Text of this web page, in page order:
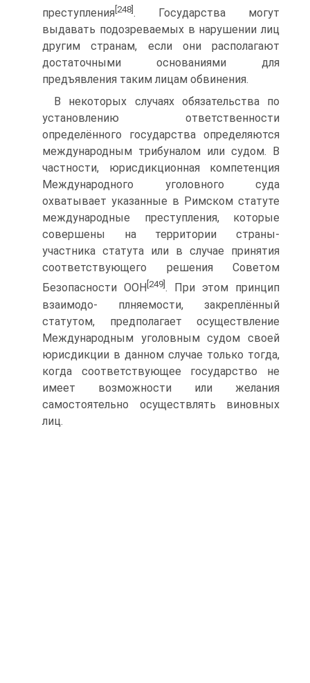
преступления [248] . Государства могут
выдавать подозреваемых в нарушении лиц
другим странам, если они располагают
достаточными основаниями для
предъявления таким лицам обвинения.
В некоторых случаях обязательства по
установлению ответственности
определённого государства определяются
международным трибуналом или судом. В
частности, юрисдикционная компетенция
Международного уголовного суда
охватывает указанные в Римском статуте
международные преступления, которые
совершены на территории страны-
участника статута или в случае принятия
соответствующего решения Советом
Безопасности ООН [249] . При этом принцип
взаимодо- плняемости, закреплённый
статутом, предполагает осуществление
Международным уголовным судом своей
юрисдикции в данном случае только тогда,
когда соответствующее государство не
имеет возможности или желания
самостоятельно осуществлять виновных
лиц.